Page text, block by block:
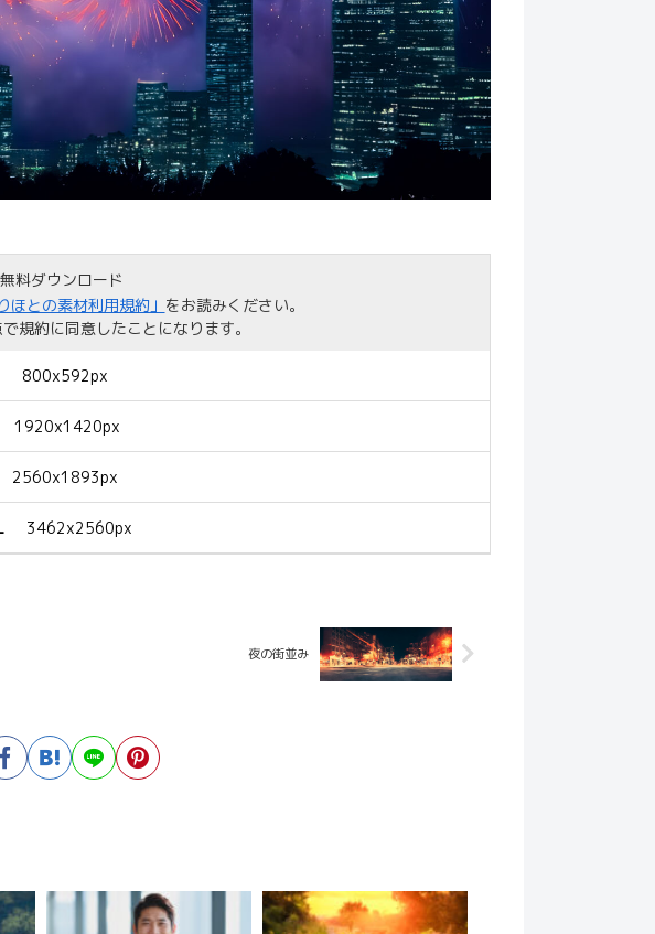
無料ダウンロード
ほとの素材利用規約」 をお読みください。
規約に同意したことになります。
800x592px
1920x1420px
2560x1893px
3462x2560px
夜の街並み